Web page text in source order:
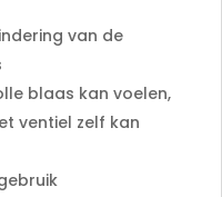
van de
blaas kan voelen,
ventiel zelf kan